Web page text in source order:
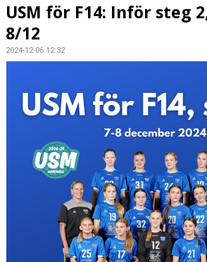
KONTAKT
EKEN CUP
USM för F14: Inför steg
8/12
2024-12-06 12:32